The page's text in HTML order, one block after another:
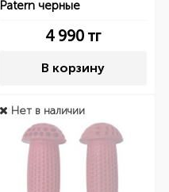
Patern черные
4 990 тг
В корзину
Нет в наличии